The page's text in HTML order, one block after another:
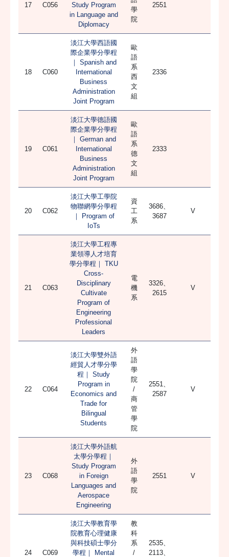
17 C056
Study Program
in Language and
Diplomacy
學
院
2551
18 C060
淡江大學西語國
際企業學分學程
｜ Spanish and
International
Business
Administration
Joint Program
歐
語
系
西
文
組
2336
19 C061
淡江大學德語國
際企業學分學程
｜ German and
International
Business
Administration
Joint Program
歐
語
系
德
文
組
2333
20 C062
淡江大學工學院
物聯網學分學程
｜ Program of
IoTs
資
工
系
3686、
3687
V
21 C063
淡江大學工程專
業領導人才培育
學分學程｜ TKU
Cross-
Disciplinary
Cultivate
Program of
Engineering
Professional
Leaders
電
機
系
3326、
2615
V
22 C064
淡江大學雙外語
經貿人才學分學
程｜ Study
Program in
Economics and
Trade for
Bilingual
Students
外
語
學
院
/
商
管
學
院
2551、
2587
V
23 C068
淡江大學外語航
太學分學程｜
Study Program
in Foreign
Languages and
Aerospace
Engineering
外
語
學
院
2551 V
24 C069
淡江大學教育學
院教育心理健康
與科技碩士學分
學程｜ Mental
教
科
系
/
2535、
2113、